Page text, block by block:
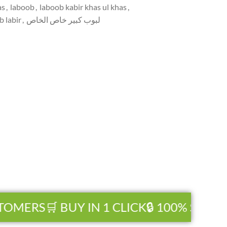
, laboob, laboob kabir khas ul khas,
labir, لبوب کبیر خاص الخاص
🛒 BUY IN 1 CLICK🔒 100%